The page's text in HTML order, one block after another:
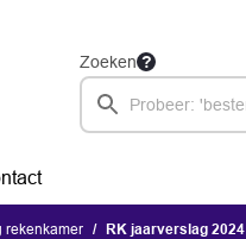
Zoeken
rekenkamer RK jaarverslag 2024